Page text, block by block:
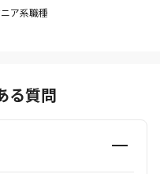
ア系職種
る質問